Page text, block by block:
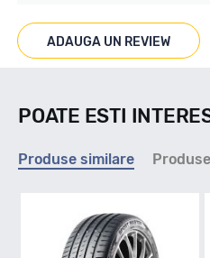
Indice greutate
ADAUGA UN REVIEW
POATE ESTI
Produse similare